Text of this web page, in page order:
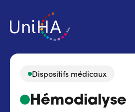
contenu
Menu
du
Espace adhérent
Dispositifs médicaux
Hémodialyse